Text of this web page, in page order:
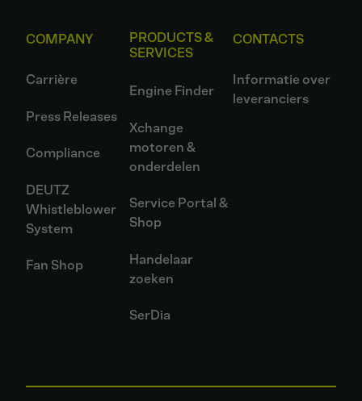
COMPANY
Carrière
Press Releases
Compliance
DEUTZ
Whistleblower
System
Fan Shop
PRODUCTS &
SERVICES
Engine Finder
Xchange
motoren &
onderdelen
Service Portal &
Shop
Handelaar
zoeken
SerDia
CONTACTS
Informatie over
leveranciers